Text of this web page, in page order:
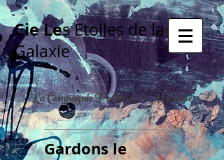
Cie Les Etoiles de la
Galaxie
La Compagnie Poétique & Musicale
Gardons le